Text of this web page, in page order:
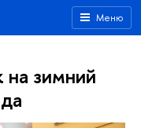
Меню
на зимний